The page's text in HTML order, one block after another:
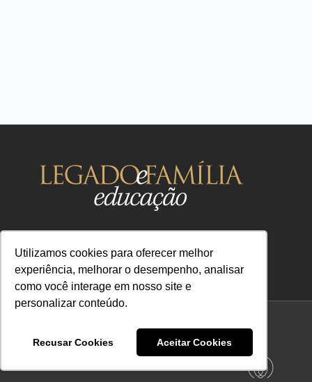
Utilizamos cookies para oferecer melhor
experiência, melhorar o desempenho, analisar
como você interage em nosso site e
personalizar conteúdo.
Recusar Cookies Aceitar Cookies
contato@legadoefamilia.com
CNPJ 39.347.079/0001-67
Termos de Privacidade